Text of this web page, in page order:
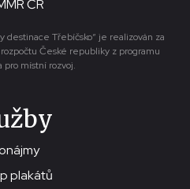
destinace Třebíčsko“ je realizován za
České republiky z programu
pro místní rozvoj.
plakátů